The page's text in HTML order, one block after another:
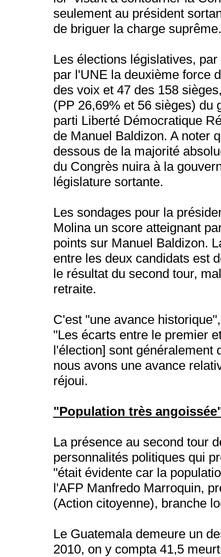
seulement au président
de briguer la charge suprême.
Les élections législatives,
par l'UNE la deuxième force
des voix et 47 des 158
(PP 26,69% et 56 sièges) du
parti Liberté Démocratique
de Manuel Baldizon. A noter
dessous de la majorité
du Congrès nuira à la
législature sortante.
Les sondages pour la
Molina un score atteignant
points sur Manuel Baldizon.
entre les deux candidats est
le résultat du second tour,
retraite.
C'est "une avance
"Les écarts entre le premier
l'élection] sont généralement
nous avons une avance
réjoui.
"Population très
La présence au second tour
personnalités politiques qui
"était évidente car la
l'AFP Manfredo Marroquin,
(Action citoyenne), branche
Le Guatemala demeure un
2010, on y compta 41,5